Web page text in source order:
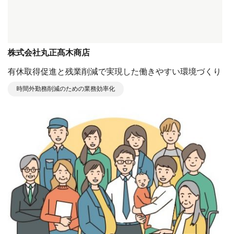
株式会社丸正髙木商店
有休取得促進と残業削減で実現した働きやすい環境づくり
時間外勤務削減のための業務効率化